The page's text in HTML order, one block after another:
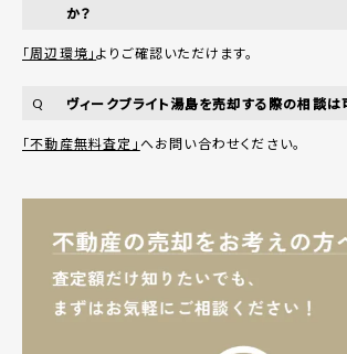
か？
「周辺環境」よりご確認いただけます。
Q ヴィークブライト湯島を売却する際の相談は
「不動産無料査定」へお問い合わせください。